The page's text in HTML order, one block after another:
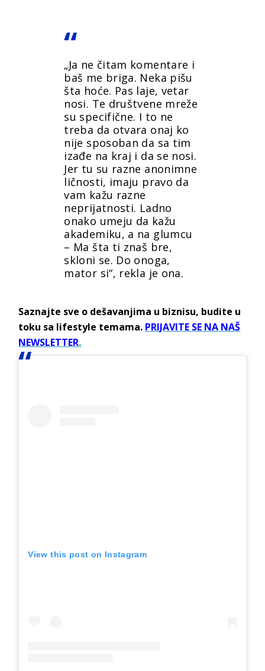
„Ja ne čitam komentare i
baš me briga. Neka pišu
šta hoće. Pas laje, vetar
nosi. Te društvene mreže
su specifične. I to ne
treba da otvara onaj ko
nije sposoban da sa tim
izađe na kraj i da se nosi.
Jer tu su razne anonimne
ličnosti, imaju pravo da
vam kažu razne
neprijatnosti. Ladno
onako umeju da kažu
akademiku, a na glumcu
– Ma šta ti znaš bre,
skloni se. Do onoga,
mator si“, rekla je ona.
Saznajte sve o dešavanjima u biznisu, budite u
toku sa lifestyle temama. PRIJAVITE SE NA NAŠ
NEWSLETTER.
View this post on Instagram